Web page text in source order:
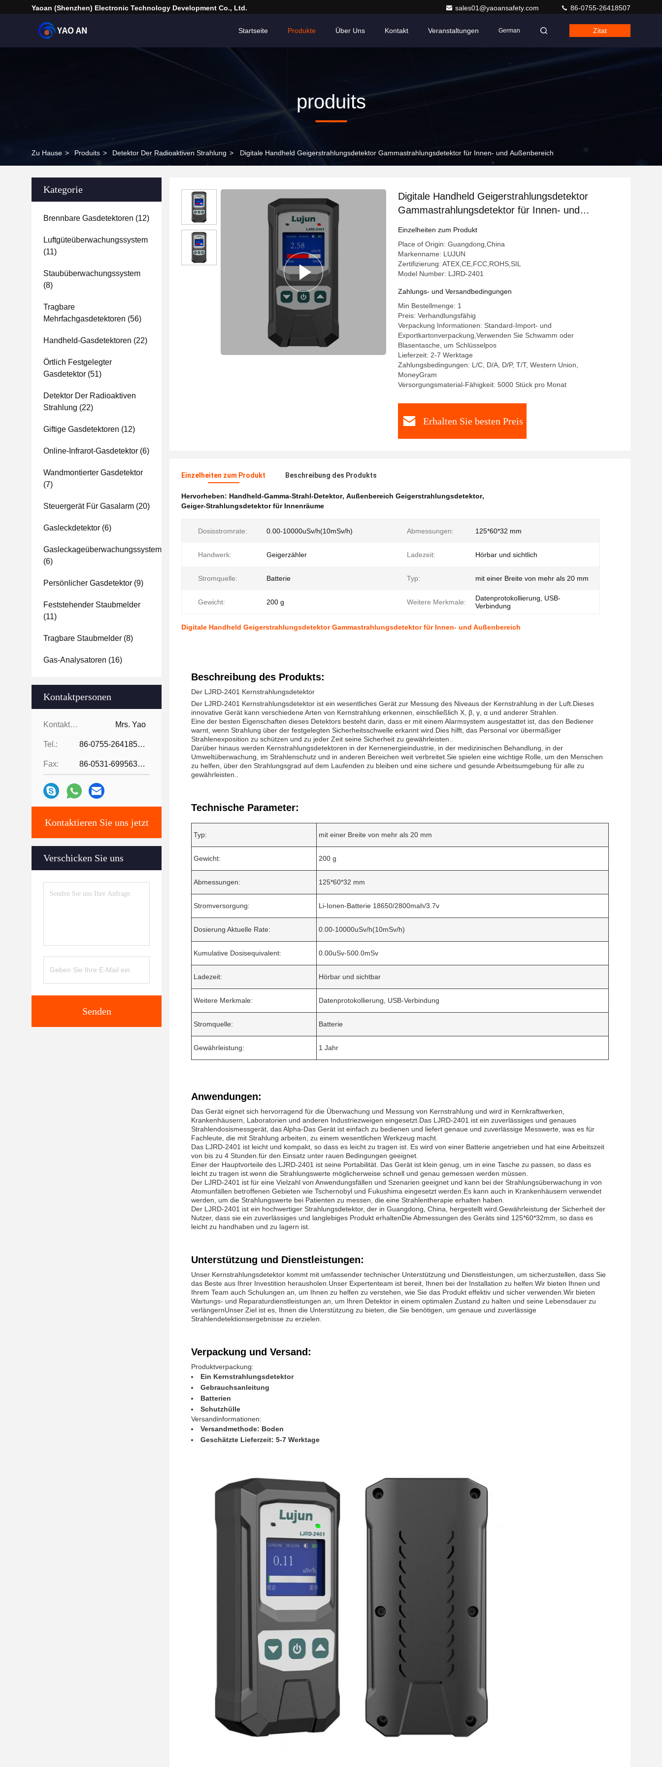
Yaoan (Shenzhen) Electronic Technology Development Co., Ltd. sales01@yaoansafety.com 86-0755-26418507
Startseite Produkte Über Uns Kontakt Veranstaltungen German Zitat
produits
Zu Hause > Produits > Detektor Der Radioaktiven Strahlung > Digitale Handheld Geigerstrahlungsdetektor Gammastrahlungsdetektor für Innen- und Außenbereich
Kategorie
Brennbare Gasdetektoren (12)
Luftgüteüberwachungssystem
(11)
Staubüberwachungssystem
(8)
Tragbare
Mehrfachgasdetektoren (56)
Handheld-Gasdetektoren (22)
Örtlich Festgelegter
Gasdetektor (51)
Detektor Der Radioaktiven
Strahlung (22)
Giftige Gasdetektoren (12)
Online-Infrarot-Gasdetektor (6)
Wandmontierter Gasdetektor
(7)
Steuergerät Für Gasalarm (20)
Gasleckdetektor (6)
Gasleckageüberwachungssystem
(6)
Persönlicher Gasdetektor (9)
Feststehender Staubmelder
(11)
Tragbare Staubmelder (8)
Gas-Analysatoren (16)
Kontaktpersonen
Kontaktpersonen: Mrs. Yao
Tel.: 86-0755-26418507
Fax: 86-0531-69956329
Kontaktieren Sie uns jetzt
Verschicken Sie uns
Senden
Digitale Handheld Geigerstrahlungsdetektor
Gammastrahlungsdetektor für Innen- und
Einzelheiten zum Produkt
Place of Origin: Guangdong,China
Markenname: LUJUN
Zertifizierung: ATEX,CE,FCC,ROHS,SIL
Model Number: LJRD-2401
Zahlungs- und Versandbedingungen
Min Bestellmenge: 1
Preis: Verhandlungsfähig
Verpackung Informationen: Standard-Import- und
Exportkartonverpackung,Verwenden Sie Schwamm oder
Blasentasche, um Schlüsselpos
Lieferzeit: 2-7 Werktage
Zahlungsbedingungen: L/C, D/A, D/P, T/T, Western Union,
MoneyGram
Versorgungsmaterial-Fähigkeit: 5000 Stück pro Monat
Erhalten Sie besten Preis
Einzelheiten zum Produkt Beschreibung des Produkts
Hervorheben: Handheld-Gamma-Strahl-Detektor, Außenbereich Geigerstrahlungsdetektor,
Geiger-Strahlungsdetektor für Innenräume
Dosisstromrate: 0.00-10000uSv/h(10mSv/h) Abmessungen: 125*60*32 mm
Handwerk: Geigerzähler Ladezeit: Hörbar und sichtlich
Stromquelle: Batterie Typ: mit einer Breite von mehr als 20 mm
Gewicht: 200 g Weitere Merkmale:
Datenprotokollierung, USB-
Verbindung
Digitale Handheld Geigerstrahlungsdetektor Gammastrahlungsdetektor für Innen- und Außenbereich
Beschreibung des Produkts:
Der LJRD-2401 Kernstrahlungsdetektor
Der LJRD-2401 Kernstrahlungsdetektor ist ein wesentliches Gerät zur Messung des Niveaus der Kernstrahlung in der Luft.Dieses
innovative Gerät kann verschiedene Arten von Kernstrahlung erkennen, einschließlich Χ, β, γ, α und anderer Strahlen.
Eine der besten Eigenschaften dieses Detektors besteht darin, dass er mit einem Alarmsystem ausgestattet ist, das den Bediener
warnt, wenn Strahlung über der festgelegten Sicherheitsschwelle erkannt wird.Dies hilft, das Personal vor übermäßiger
Strahlenexposition zu schützen und zu jeder Zeit seine Sicherheit zu gewährleisten..
Darüber hinaus werden Kernstrahlungsdetektoren in der Kernenergieindustrie, in der medizinischen Behandlung, in der
Umweltüberwachung, im Strahlenschutz und in anderen Bereichen weit verbreitet.Sie spielen eine wichtige Rolle, um den Menschen
zu helfen, über den Strahlungsgrad auf dem Laufenden zu bleiben und eine sichere und gesunde Arbeitsumgebung für alle zu
gewährleisten..
Technische Parameter:
Typ: mit einer Breite von mehr als 20 mm
Gewicht: 200 g
Abmessungen: 125*60*32 mm
Stromversorgung: Li-Ionen-Batterie 18650/2800mah/3.7v
Dosierung Aktuelle Rate: 0.00-10000uSv/h(10mSv/h)
Kumulative Dosisequivalent: 0.00uSv-500.0mSv
Ladezeit: Hörbar und sichtbar
Weitere Merkmale: Datenprotokollierung, USB-Verbindung
Stromquelle: Batterie
Gewährleistung: 1 Jahr
Anwendungen:
Das Gerät eignet sich hervorragend für die Überwachung und Messung von Kernstrahlung und wird in Kernkraftwerken,
Krankenhäusern, Laboratorien und anderen Industriezweigen eingesetzt.Das LJRD-2401 ist ein zuverlässiges und genaues
Strahlendosismessgerät, das Alpha-Das Gerät ist einfach zu bedienen und liefert genaue und zuverlässige Messwerte, was es für
Fachleute, die mit Strahlung arbeiten, zu einem wesentlichen Werkzeug macht.
Das LJRD-2401 ist leicht und kompakt, so dass es leicht zu tragen ist. Es wird von einer Batterie angetrieben und hat eine Arbeitszeit
von bis zu 4 Stunden.für den Einsatz unter rauen Bedingungen geeignet.
Einer der Hauptvorteile des LJRD-2401 ist seine Portabilität. Das Gerät ist klein genug, um in eine Tasche zu passen, so dass es
leicht zu tragen ist.wenn die Strahlungswerte möglicherweise schnell und genau gemessen werden müssen.
Der LJRD-2401 ist für eine Vielzahl von Anwendungsfällen und Szenarien geeignet und kann bei der Strahlungsüberwachung in von
Atomunfällen betroffenen Gebieten wie Tschernobyl und Fukushima eingesetzt werden.Es kann auch in Krankenhäusern verwendet
werden, um die Strahlungswerte bei Patienten zu messen, die eine Strahlentherapie erhalten haben.
Der LJRD-2401 ist ein hochwertiger Strahlungsdetektor, der in Guangdong, China, hergestellt wird.Gewährleistung der Sicherheit der
Nutzer, dass sie ein zuverlässiges und langlebiges Produkt erhaltenDie Abmessungen des Geräts sind 125*60*32mm, so dass es
leicht zu handhaben und zu lagern ist.
Unterstützung und Dienstleistungen:
Unser Kernstrahlungsdetektor kommt mit umfassender technischer Unterstützung und Dienstleistungen, um sicherzustellen, dass Sie
das Beste aus Ihrer Investition herausholen.Unser Expertenteam ist bereit, Ihnen bei der Installation zu helfen.Wir bieten Ihnen und
Ihrem Team auch Schulungen an, um Ihnen zu helfen zu verstehen, wie Sie das Produkt effektiv und sicher verwenden.Wir bieten
Wartungs- und Reparaturdienstleistungen an, um Ihren Detektor in einem optimalen Zustand zu halten und seine Lebensdauer zu
verlängernUnser Ziel ist es, Ihnen die Unterstützung zu bieten, die Sie benötigen, um genaue und zuverlässige
Strahlendetektionsergebnisse zu erzielen.
Verpackung und Versand:
Produktverpackung:
Ein Kernstrahlungsdetektor
Gebrauchsanleitung
Batterien
Schutzhülle
Versandinformationen:
Versandmethode: Boden
Geschätzte Lieferzeit: 5-7 Werktage